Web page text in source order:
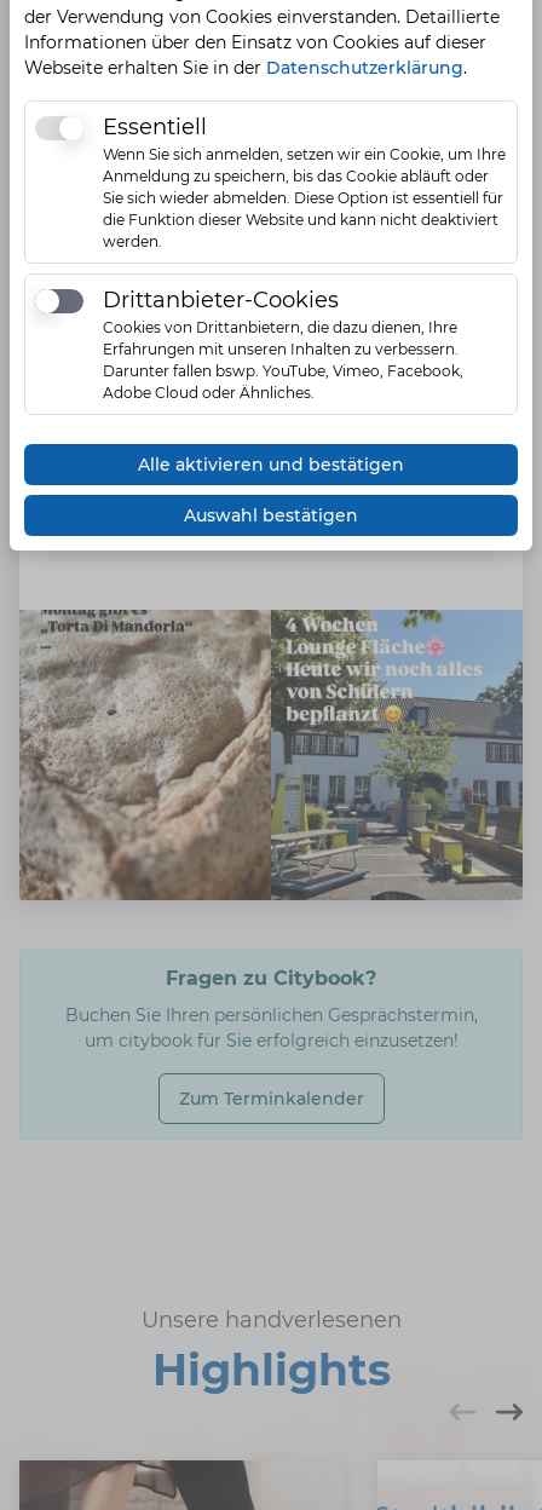
Ansprechpartner
Frau Ines Weyhe
Fragen zu Citybook?
Buchen Sie Ihren persönlichen Gesprächstermin,
um citybook für Sie erfolgreich einzusetzen!
Zum Terminkalender
Unsere handverlesenen
Highlights
der Verwendung von Cookies einverstanden. Detaillierte
Informationen über den Einsatz von Cookies auf dieser
Webseite erhalten Sie in der Datenschutzerklärung.
EssentiellEssentiell
Wenn Sie sich anmelden, setzen wir ein Cookie, um Ihre
Anmeldung zu speichern, bis das Cookie abläuft oder
Sie sich wieder abmelden. Diese Option ist essentiell für
die Funktion dieser Website und kann nicht deaktiviert
werden.
Drittanbieter-Cookies
Drittanbieter-Cookies
Cookies von Drittanbietern, die dazu dienen, Ihre
Erfahrungen mit unseren Inhalten zu verbessern.
Darunter fallen bswp. YouTube, Vimeo, Facebook,
Adobe Cloud oder Ähnliches.
Alle aktivieren und bestätigen
Auswahl bestätigen